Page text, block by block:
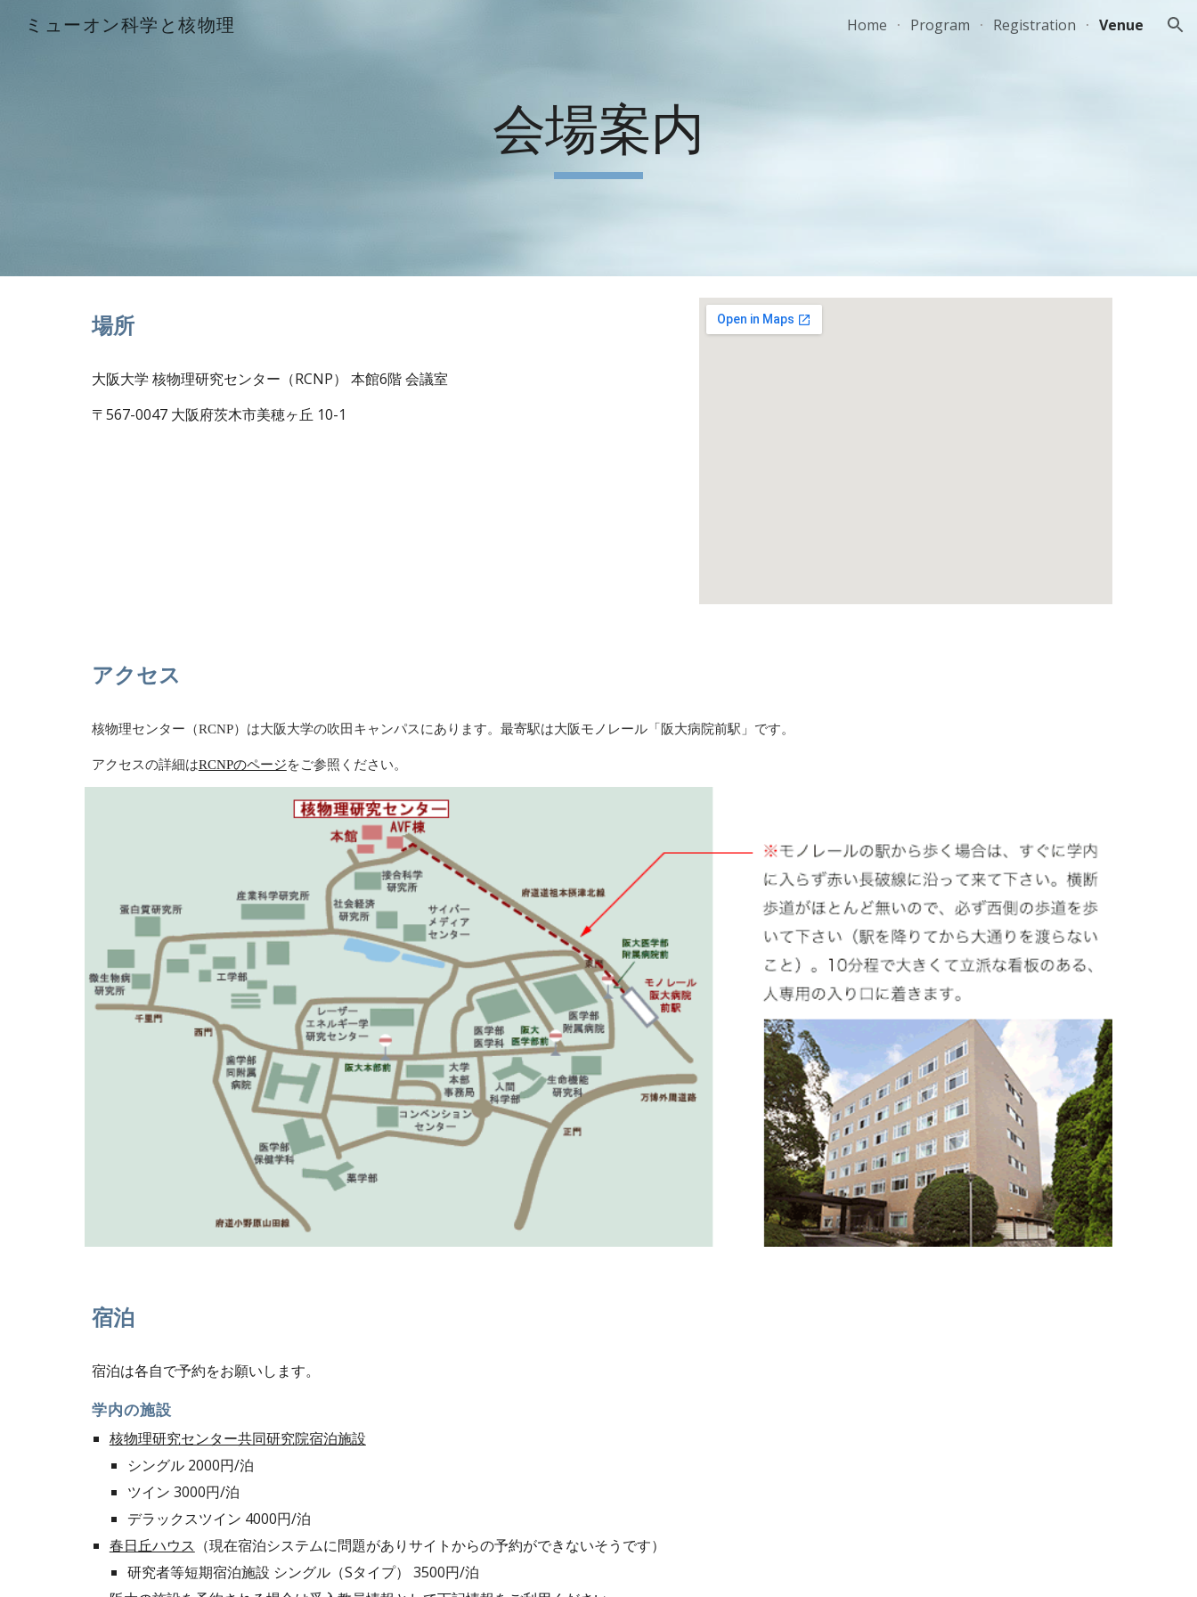
ミューオン科学と核物理 Home Program Registration Venue
会場案内
場所
大阪大学 核物理研究センター（RCNP） 本館6階 会議室
〒567-0047 大阪府茨木市美穂ヶ丘 10-1
アクセス
核物理センター（RCNP）は大阪大学の吹田キャンパスにあります。最寄駅は大阪モノレール「阪大病院前駅」です。
アクセスの詳細はRCNPのページをご参照ください。
宿泊
宿泊は各自で予約をお願いします。
学内の施設
核物理研究センター共同研究院宿泊施設
シングル 2000円/泊
ツイン 3000円/泊
デラックスツイン 4000円/泊
春日丘ハウス （現在宿泊システムに問題がありサイトからの予約ができないそうです）
研究者等短期宿泊施設 シングル（Sタイプ） 3500円/泊